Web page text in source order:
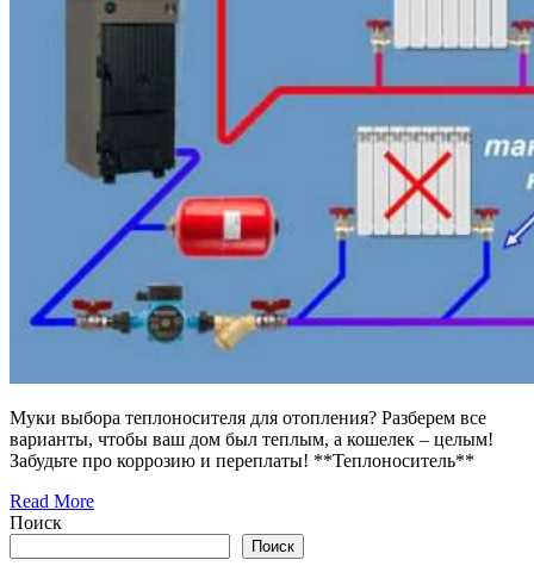
Муки выбора теплоносителя для отопления? Разберем все
варианты, чтобы ваш дом был теплым, а кошелек – целым!
Забудьте про коррозию и переплаты! **Теплоноситель**
Read More
Поиск
Поиск